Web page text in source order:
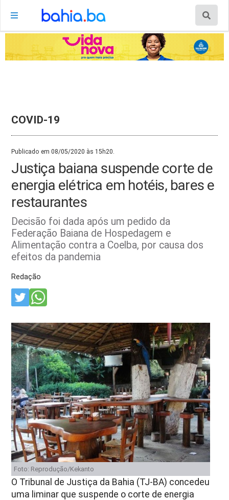
COVID-19
Publicado em 08/05/2020 às 15h20.
Justiça baiana suspende corte de
energia elétrica em hotéis, bares e
restaurantes
Decisão foi dada após um pedido da
Federação Baiana de Hospedagem e
Alimentação contra a Coelba, por causa dos
efeitos da pandemia
Redação
Foto: Reprodução/Kekanto
O Tribunal de Justiça da Bahia (TJ-BA) concedeu
uma liminar que suspende o corte de energia